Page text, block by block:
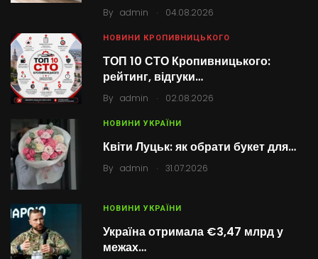
By admin . 04.08.2026
НОВИНИ КРОПИВНИЦЬКОГО
ТОП 10 СТО Кропивницького:
рейтинг, відгуки…
By admin . 02.08.2026
НОВИНИ УКРАЇНИ
Квіти Луцьк: як обрати букет для…
By admin . 31.07.2026
НОВИНИ УКРАЇНИ
Україна отримала €3,47 млрд у
межах…